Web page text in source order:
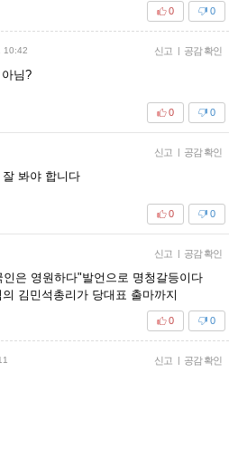
0
0
10:42 신고 | 공감 확인
님?
0
0
신고 | 공감 확인
봐야 합니다
0
0
신고 | 공감 확인
은 영원하다"발언으로 명청갈등이다
김민석총리가 당대표 출마까지
0
0
신고 | 공감 확인